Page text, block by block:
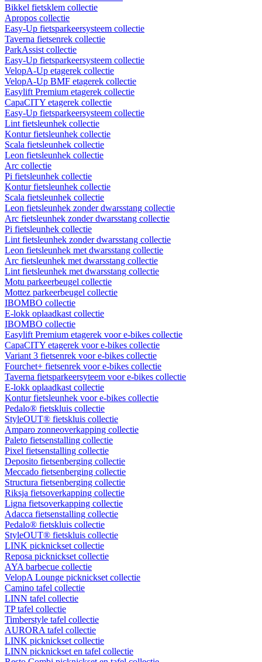
Bikkel fietsklem collectie
Apropos collectie
Easy-Up fietsparkeersysteem collectie
Taverna fietsenrek collectie
ParkAssist collectie
Easy-Up fietsparkeersysteem collectie
VelopA-Up etagerek collectie
VelopA-Up BMF etagerek collectie
Easylift Premium etagerek collectie
CapaCITY etagerek collectie
Easy-Up fietsparkeersysteem collectie
Lint fietsleunhek collectie
Kontur fietsleunhek collectie
Scala fietsleunhek collectie
Leon fietsleunhek collectie
Arc collectie
Pi fietsleunhek collectie
Kontur fietsleunhek collectie
Scala fietsleunhek collectie
Leon fietsleunhek zonder dwarsstang collectie
Arc fietsleunhek zonder dwarsstang collectie
Pi fietsleunhek collectie
Lint fietsleunhek zonder dwarsstang collectie
Leon fietsleunhek met dwarsstang collectie
Arc fietsleunhek met dwarsstang collectie
Lint fietsleunhek met dwarsstang collectie
Motu parkeerbeugel collectie
Mottez parkeerbeugel collectie
IBOMBO collectie
E-lokk oplaadkast collectie
IBOMBO collectie
Easylift Premium etagerek voor e-bikes collectie
CapaCITY etagerek voor e-bikes collectie
Variant 3 fietsenrek voor e-bikes collectie
Fourchet+ fietsenrek voor e-bikes collectie
Taverna fietsparkeersyteem voor e-bikes collectie
E-lokk oplaadkast collectie
Kontur fietsleunhek voor e-bikes collectie
Pedalo® fietskluis collectie
StyleOUT® fietskluis collectie
Amparo zonneoverkapping collectie
Paleto fietsenstalling collectie
Pixel fietsenstalling collectie
Deposito fietsenberging collectie
Meccado fietsenberging collectie
Structura fietsenberging collectie
Riksja fietsoverkapping collectie
Ligna fietsoverkapping collectie
Adacca fietsenstalling collectie
Pedalo® fietskluis collectie
StyleOUT® fietskluis collectie
LINK picknickset collectie
Reposa picknickset collectie
AYA barbecue collectie
VelopA Lounge picknickset collectie
Camino tafel collectie
LINN tafel collectie
TP tafel collectie
Timberstyle tafel collectie
AURORA tafel collectie
LINK picknickset collectie
LINN picknickset en tafel collectie